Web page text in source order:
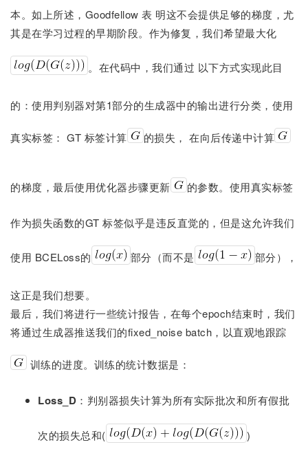
本。如上所述，Goodfellow 表 明这不会提供足够的梯度，尤
其是在学习过程的早期阶段。作为修复，我们希望最大化
。在代码中，我们通过 以下方式实现此目
的：使用判别器对第1部分的生成器中的输出进行分类，使用
真实标签： GT 标签计算 的损失， 在向后传递中计算
的梯度，最后使用优化器步骤更新 的参数。使用真实标签
作为损失函数的GT 标签似乎是违反直觉的，但是这允许我们
使用 BCELoss的 部分（而不是 部分），
这正是我们想要。
最后，我们将进行一些统计报告，在每个epoch结束时，我们
将通过生成器推送我们的fixed_noise batch，以直观地跟踪
训练的进度。训练的统计数据是：
Loss_D ：判别器损失计算为所有实际批次和所有假批
次的损失总和( )